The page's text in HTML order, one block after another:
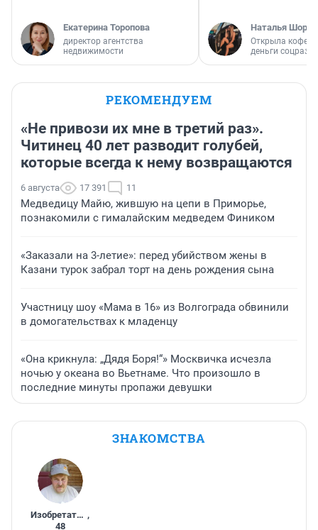
Екатерина Торопова
директор агентства
недвижимости
Наталья
Открыла
деньги
РЕКОМЕНДУЕМ
«Не привози их мне в третий раз».
Читинец 40 лет разводит голубей,
которые всегда к нему возвращаются
6 августа 17 391 11
Медведицу Майю, жившую на цепи в Приморье,
познакомили с гималайским медведем Фиником
«Заказали на 3-летие»: перед убийством жены в
Казани турок забрал торт на день рождения сына
Участницу шоу «Мама в 16» из Волгограда обвинили
в домогательствах к младенцу
«Она крикнула: „Дядя Боря!“» Москвичка исчезла
ночью у океана во Вьетнаме. Что произошло в
последние минуты пропажи девушки
ЗНАКОМСТВА
Изобретатель ,
48